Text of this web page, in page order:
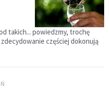
takich... powiedzmy, trochę
częściej dokonują